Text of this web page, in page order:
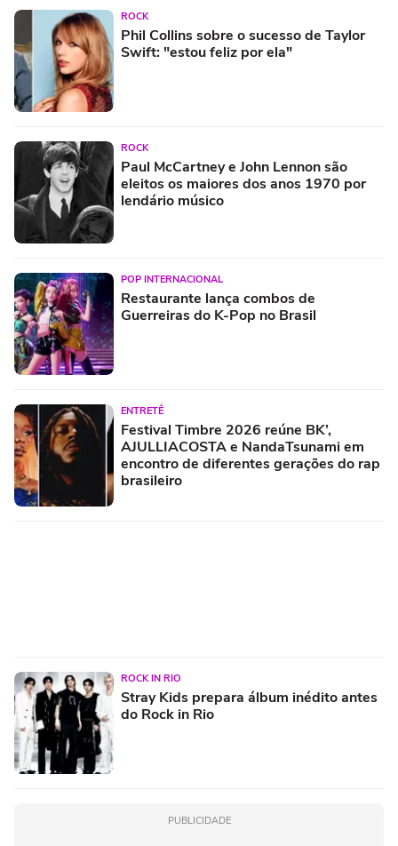
ROCK
Phil Collins sobre o sucesso de Taylor
Swift: "estou feliz por ela"
ROCK
Paul McCartney e John Lennon são
eleitos os maiores dos anos 1970 por
lendário músico
POP INTERNACIONAL
Restaurante lança combos de
Guerreiras do K-Pop no Brasil
ENTRETÊ
Festival Timbre 2026 reúne BK’,
AJULLIACOSTA e NandaTsunami em
encontro de diferentes gerações do rap
brasileiro
ROCK IN RIO
Stray Kids prepara álbum inédito antes
do Rock in Rio
PUBLICIDADE